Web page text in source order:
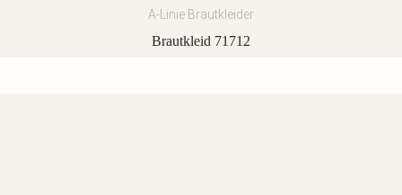
A-Linie Brautkleider
Brautkleid 71712